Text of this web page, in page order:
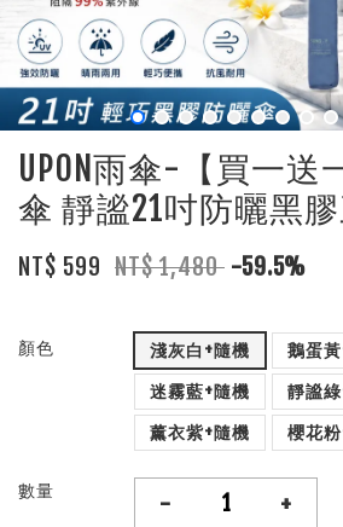
UPON雨傘-【買一送
傘 靜謐21吋防曬黑
NT$ 599 NT$ 1,480 -59.5%
顏色 淺灰白+隨機
鵝蛋
迷霧藍+隨機
靜謐
薰衣紫+隨機
櫻花
數量 - +